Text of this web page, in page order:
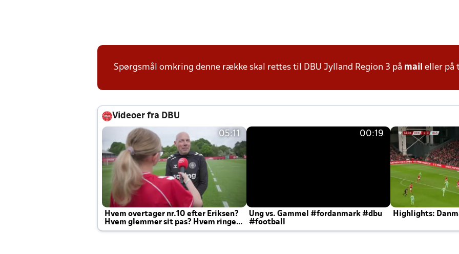
Spørgsmål omkring denne række skal rettes til DBU Jylland Region 3 på mail eller på
Videoer fra DBU
05:11
Hvem overtager nr.10 efter Eriksen?
Hvem glemmer sit pas? Hvem ringer
Joachim altid til efter kampe?
00:19
Ung vs. Gammel #fordanmark #dbu
#football
Highlights: